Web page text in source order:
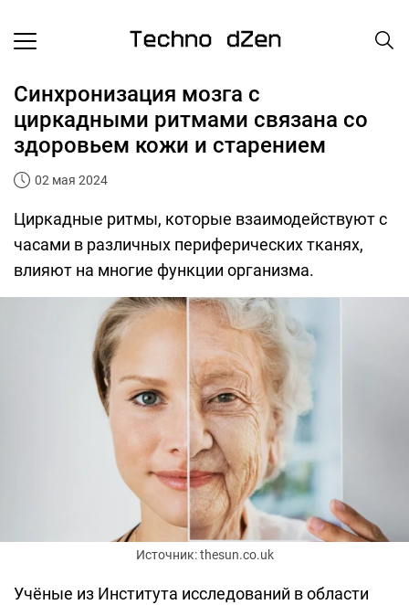
Синхронизация мозга с
циркадными ритмами связана со
здоровьем кожи и старением
02 мая 2024
Циркадные ритмы, которые взаимодействуют с
часами в различных периферических тканях,
влияют на многие функции организма.
Источник: thesun.co.uk
Учёные из Института исследований в области